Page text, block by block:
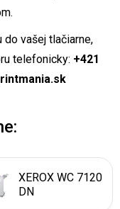
vašej tlačiarne,
telefonicky: +421
XEROX WC 7120
DN